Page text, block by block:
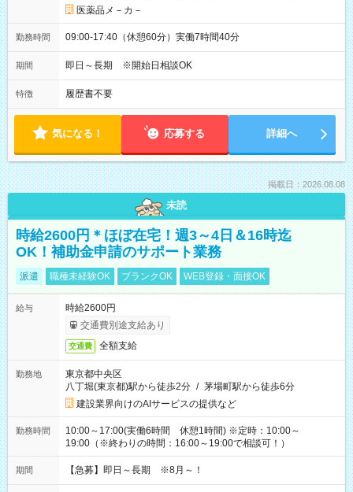
医薬品メ－カ－
勤務時間 09:00-17:40（休憩60分）実働7時間40分
期間 即日～長期 ※開始日相談OK
特徴 履歴書不要
気になる！ 応募する 詳細へ
掲載日：2026.08.08
未読
時給2600円＊ほぼ在宅！週3～4日＆16時迄
OK！補助金申請のサポート業務
派遣 職種未経験OK ブランクOK WEB登録・面接OK
給与
時給2600円
交通費別途支給あり
交通費 全額支給
勤務地
東京都中央区
八丁堀(東京都)駅から徒歩2分 / 茅場町駅から徒歩6分
建設業界向けのAIサービスの提供など
勤務時間
10:00～17:00(実働6時間 休憩1時間) ※定時：10:00～
19:00（※終わりの時間：16:00～19:00で相談可！）
期間 【急募】即日～長期 ※8月～！